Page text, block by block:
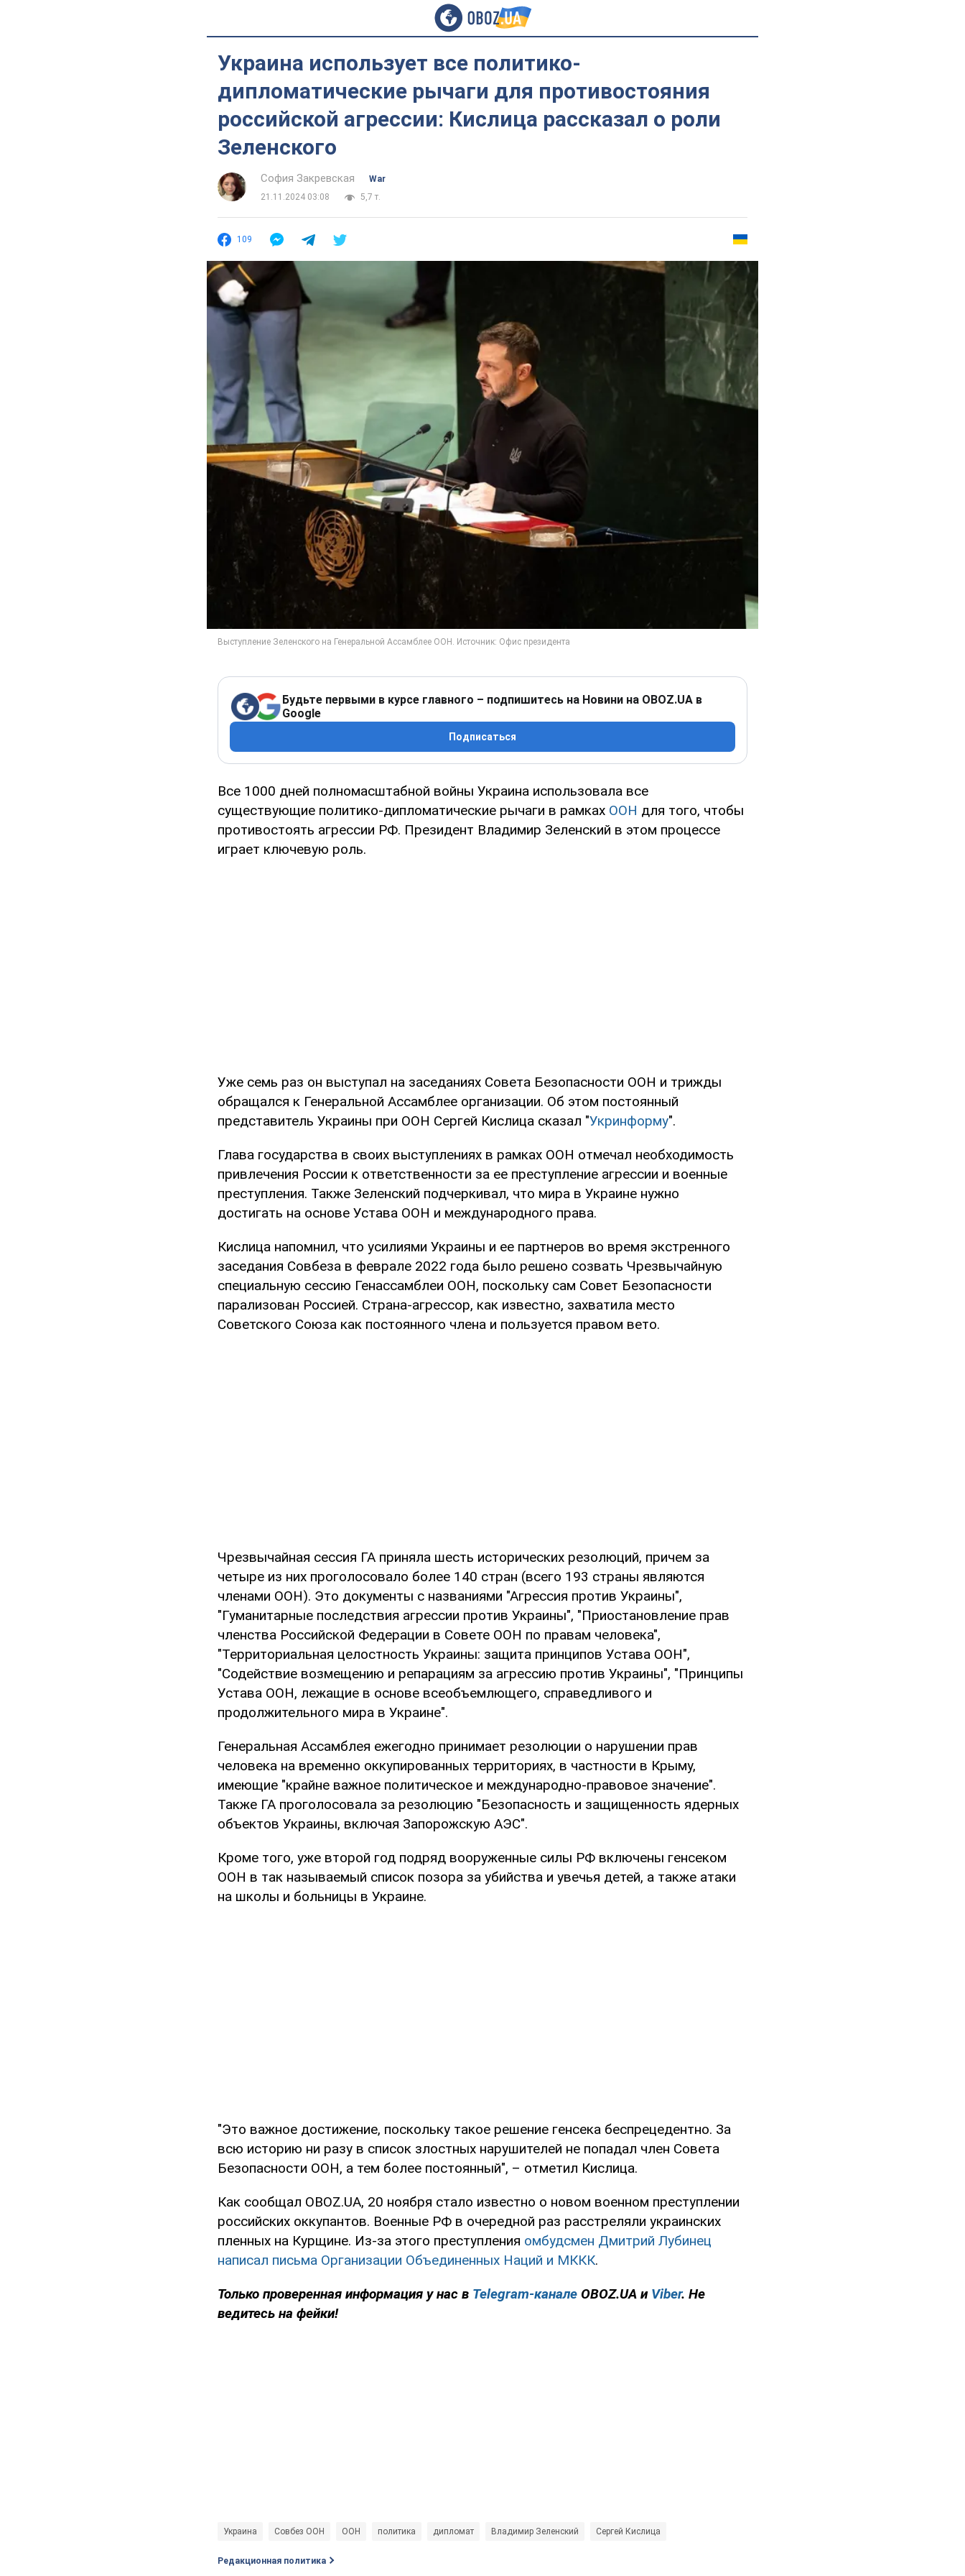
Украина использует все политико-
дипломатические рычаги для противостояния
российской агрессии: Кислица рассказал о роли
Зеленского
София Закревская
War
21.11.2024 03:08
5,7 т.
109
Будьте первыми в курсе главного – подпишитесь на Новини на OBOZ.UA в
Google
Подписаться
Все 1000 дней полномасштабной войны Украина использовала все
существующие политико-дипломатические рычаги в рамках ООН для того, чтобы
противостоять агрессии РФ. Президент Владимир Зеленский в этом процессе
играет ключевую роль.
Уже семь раз он выступал на заседаниях Совета Безопасности ООН и трижды
обращался к Генеральной Ассамблее организации. Об этом постоянный
представитель Украины при ООН Сергей Кислица сказал "Укринформу".
Глава государства в своих выступлениях в рамках ООН отмечал необходимость
привлечения России к ответственности за ее преступление агрессии и военные
преступления. Также Зеленский подчеркивал, что мира в Украине нужно
достигать на основе Устава ООН и международного права.
Кислица напомнил, что усилиями Украины и ее партнеров во время экстренного
заседания Совбеза в феврале 2022 года было решено созвать Чрезвычайную
специальную сессию Генассамблеи ООН, поскольку сам Совет Безопасности
парализован Россией. Страна-агрессор, как известно, захватила место
Советского Союза как постоянного члена и пользуется правом вето.
Чрезвычайная сессия ГА приняла шесть исторических резолюций, причем за
четыре из них проголосовало более 140 стран (всего 193 страны являются
членами ООН). Это документы с названиями "Агрессия против Украины",
"Гуманитарные последствия агрессии против Украины", "Приостановление прав
членства Российской Федерации в Совете ООН по правам человека",
"Территориальная целостность Украины: защита принципов Устава ООН",
"Содействие возмещению и репарациям за агрессию против Украины", "Принципы
Устава ООН, лежащие в основе всеобъемлющего, справедливого и
продолжительного мира в Украине".
Генеральная Ассамблея ежегодно принимает резолюции о нарушении прав
человека на временно оккупированных территориях, в частности в Крыму,
имеющие "крайне важное политическое и международно-правовое значение".
Также ГА проголосовала за резолюцию "Безопасность и защищенность ядерных
объектов Украины, включая Запорожскую АЭС".
Кроме того, уже второй год подряд вооруженные силы РФ включены генсеком
ООН в так называемый список позора за убийства и увечья детей, а также атаки
на школы и больницы в Украине.
"Это важное достижение, поскольку такое решение генсека беспрецедентно. За
всю историю ни разу в список злостных нарушителей не попадал член Совета
Безопасности ООН, а тем более постоянный", – отметил Кислица.
Как сообщал OBOZ.UA, 20 ноября стало известно о новом военном преступлении
российских оккупантов. Военные РФ в очередной раз расстреляли украинских
пленных на Курщине. Из-за этого преступления омбудсмен Дмитрий Лубинец
написал письма Организации Объединенных Наций и МККК.
Только проверенная информация у нас в Telegram-канале OBOZ.UA и Viber. Не
ведитесь на фейки!
Украина Совбез ООН ООН политика дипломат Владимир Зеленский Сергей Кислица
Редакционная политика